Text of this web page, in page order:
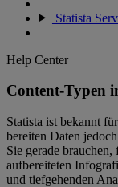
Statista
Help Center
Content-Typen
Statista ist bekannt
bereiten Daten
Sie gerade
aufbereiteten
und tiefgehenden